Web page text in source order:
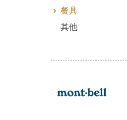
餐具
其他